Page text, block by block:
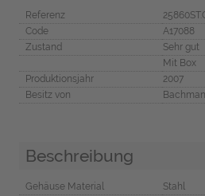
Referenz
Code
A17088
Zustand
Sehr gut
Mit Box
Produktionsjahr
2007
Besitz von
Beschreibung
Gehäuse Material
Stahl